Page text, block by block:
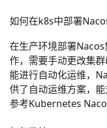
如何在k8s中部署
在生产环境部署
作，需要手动更改集
能进行自动化运维，
供了自动运维方案，
参考Kubernetes